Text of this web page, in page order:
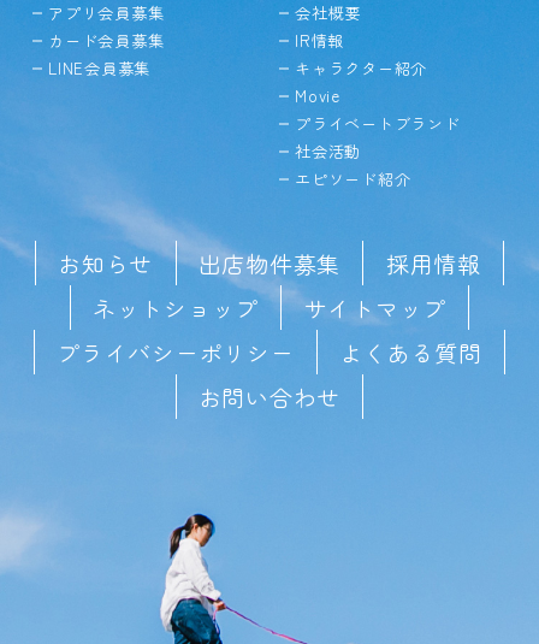
アプリ会員募集
カード会員募集
LINE会員募集
会社概要
IR情報
キャラクター紹介
Movie
プライベートブランド
社会活動
エピソード紹介
お知らせ 出店物件募集
採用情報
ネットショップ
サイトマップ
プライバシーポリシー
よくある質問
お問い合わせ